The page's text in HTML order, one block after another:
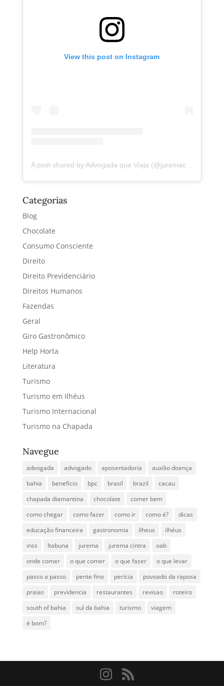
View this post on Instagram
A post shared by Advogada que Viaja (@juremacintra)
Categorias
Blog
Chocolate
Consumo Consciente
Direito
Direito Previdenciário
Direitos Humanos
Fazendas
Geral
Giro Gastronômico
Help Horta
Literatura
Turismo
Turismo em Ilhéus
Turismo Internacional
Turismo na Chapada
Navegue
advogada advogado aposentadoria
auxilio doença
bahia
benefício bpc brasil brazil
cacau
chapada diamantina
chocolate
comer bem
como chegar
como fazer como ir como é?
dicas
educação financeira
gastronomia ilheus
ilhéus
inss
Itabuna jurema jurema cintra
oab
onde comer
o que comer o que fazer
o que levar
passo a passo
pente fino perícia
povoado da raposa
praias
previdencia restaurantes revisao
roteiro
south of bahia
sul da bahia turismo
viagem
é bom?